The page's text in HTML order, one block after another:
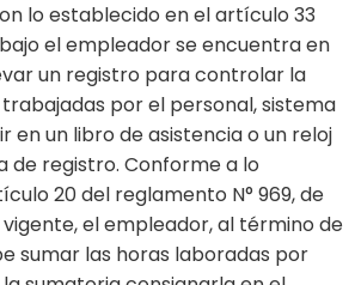
lo establecido en el artículo 33
el empleador se encuentra en
un registro para controlar la
por el personal, sistema
en un libro de asistencia o un reloj
registro. Conforme a lo
20 del reglamento N° 969, de
el empleador, al término de
sumar las horas laboradas por